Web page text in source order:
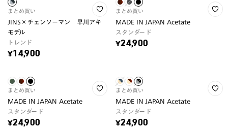
まとめ買い
JINS×チェンソーマン 早川アキ
モデル
トレンド
¥14,900
まとめ買い
MADE IN JAPAN Acetate
スタンダード
¥24,900
まとめ買い
MADE IN JAPAN Acetate
スタンダード
¥24,900
まとめ買い
MADE IN JAPAN Acetate
スタンダード
¥24,900